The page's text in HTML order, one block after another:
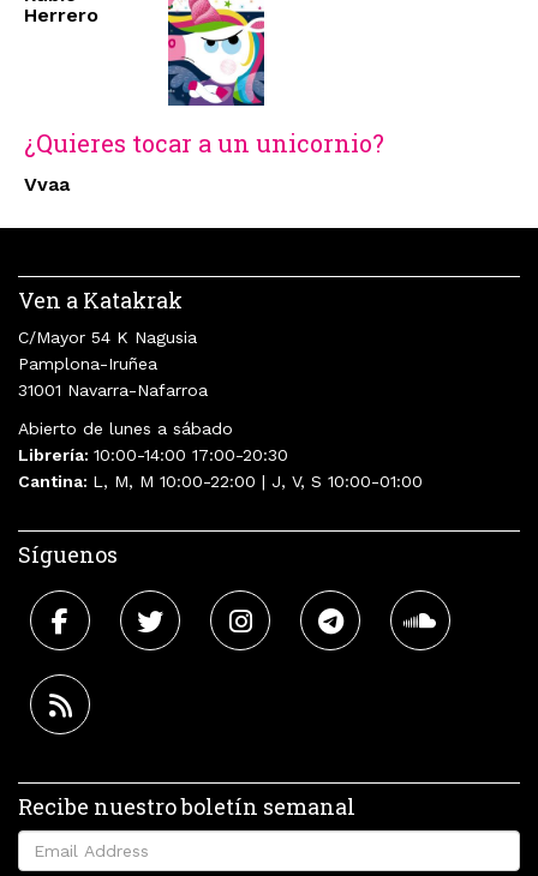
Herrero
¿Quieres tocar a un unicornio?
Vvaa
Ven a Katakrak
C/Mayor 54 K Nagusia
Pamplona-Iruñea
31001 Navarra-Nafarroa
Abierto de lunes a sábado
Librería: 10:00-14:00 17:00-20:30
Cantina: L, M, M 10:00-22:00 | J, V, S 10:00-01:00
Síguenos
Recibe nuestro boletín semanal